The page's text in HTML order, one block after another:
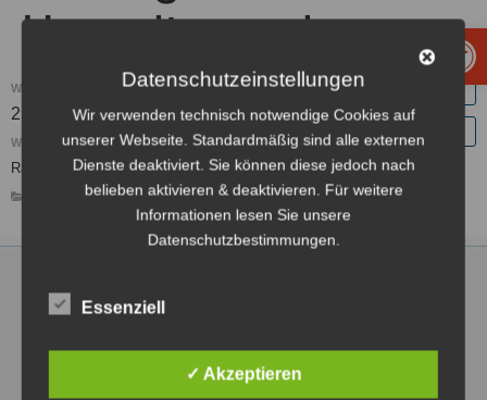
Umweltausschuss
WANN:
29. Juli 2025 um 19:15Europe/Berlin Zeitzone
WO:
Rathaus I, Lengfurt
GEMEINDERAT
Markt Triefenstein
Rathausstraße 2
Datenschutzeinstellungen
Wir verwenden technisch notwendige Cookies auf
unserer Webseite. Standardmäßig sind alle externen
Dienste deaktiviert. Sie können diese jedoch nach
belieben aktivieren & deaktivieren. Für weitere
Informationen lesen Sie unsere
Datenschutzbestimmungen.
Essenziell
✓ Akzeptieren